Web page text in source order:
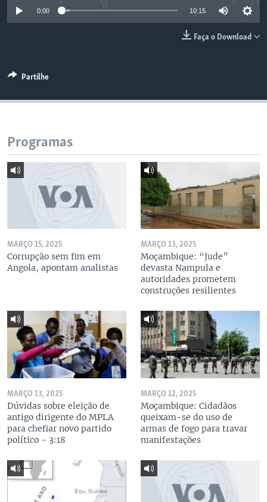
0:00 10:15
Faça o Download
Partilhe
Programas
MARÇO 15, 2025
Corrupção sem fim em
Angola, apontam analistas
MARÇO 13, 2025
Moçambique: “Jude”
devasta Nampula e
autoridades prometem
construções resilientes
MARÇO 13, 2025
Dúvidas sobre eleição de
antigo dirigente do MPLA
para chefiar novo partido
político - 3:18
MARÇO 12, 2025
Moçambique: Cidadãos
queixam-se do uso de
armas de fogo para travar
manifestações